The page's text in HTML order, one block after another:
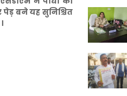
बने यह सुनिश्चित